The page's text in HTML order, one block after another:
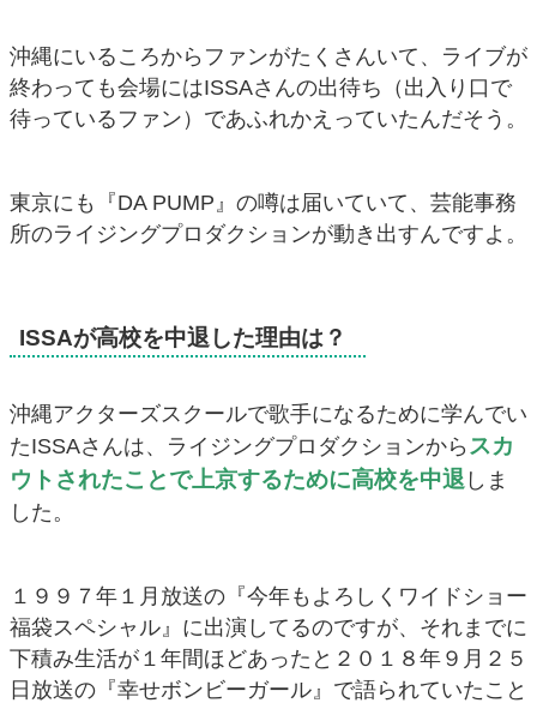
沖縄にいるころからファンがたくさんいて、ライブが
終わっても会場にはISSAさんの出待ち（出入り口で
待っているファン）であふれかえっていたんだそう。
東京にも『DA PUMP』の噂は届いていて、芸能事務
所のライジングプロダクションが動き出すんですよ。
ISSAが高校を中退した理由は？
沖縄アクターズスクールで歌手になるために学んでい
たISSAさんは、ライジングプロダクションから スカ
ウトされたことで上京するために高校を中退 しま
した。
１９９７年１月放送の『今年もよろしくワイドショー
福袋スペシャル』に出演してるのですが、それまでに
下積み生活が１年間ほどあったと２０１８年９月２５
日放送の『幸せボンビーガール』で語られていたこと